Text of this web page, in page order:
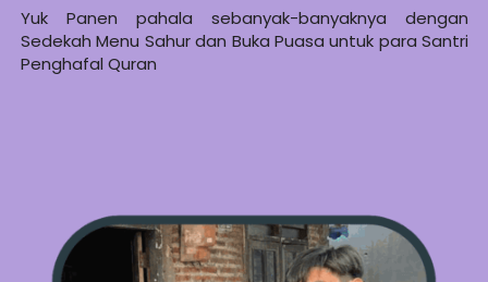
Yuk Panen pahala sebanyak-banyaknya dengan
Sedekah Menu Sahur dan Buka Puasa untuk para Santri
Penghafal Quran